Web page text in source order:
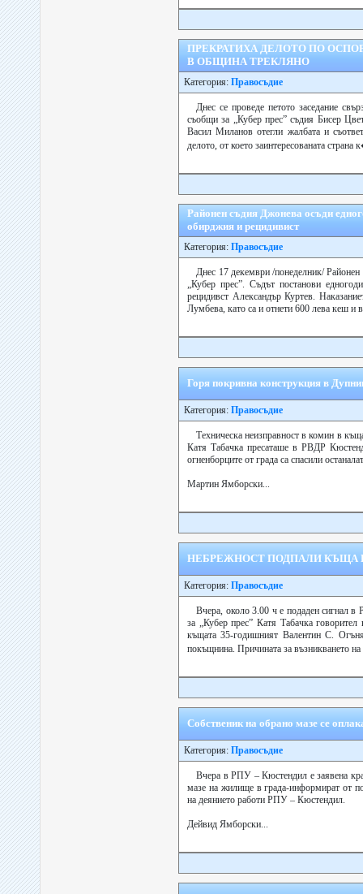
ПРЕКРАТИХА ДЕЛОТО ПО
В ОБЩИНА ТРЕКЛЯНО
Категория: Правосъдие
Днес се проведе петото заседание
съобщи за „Кубер прес” съдия Бисер
Васил Миланов отегли жалбата и
делото, от което заинтересованата страна
Районен съдия Джонева осъди
обирджия и рецидивист
Категория: Правосъдие
Днес 17 декември /понеделник/
„Кубер прес”. Съдът постанови
рецидивст Александър Куртев.
Лумбева, като са и отнети 600 лева кеш и
Горя покривна конструкция в
Категория: Правосъдие
Техническа неизправност в комин в
Катя Табачка пресаташе в РВДР
огненборците от града са спасили
Мартин Ямборски...
НЕБРЕЖНОСТ ПОДПАЛИ КЪЩА
Категория: Правосъдие
Вчера, около 3.00 ч е подаден сигнал
за „Кубер прес” Катя Табачка
къщата 35-годишният Валентин С.
покъщнина. Причината за възникването
Собственик на обрано мазе се
Категория: Правосъдие
Вчера в РПУ – Кюстендил е заявена
мазе на жилище в града-информират от
на деянието работи РПУ – Кюстендил.
Дейвид Ямборски...